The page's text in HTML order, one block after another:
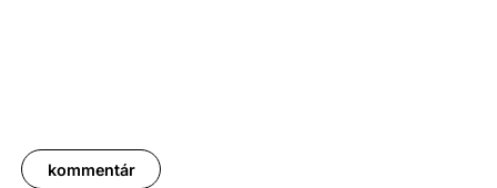
kommentár